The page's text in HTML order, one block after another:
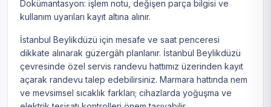
Dokümantasyon: işlem notu, değişen parça bilgisi ve
kullanım uyarıları kayıt altına alınır.
İstanbul Beylikdüzü için mesafe ve saat penceresi
dikkate alınarak güzergâh planlanır. İstanbul Beylikdüzü
çevresinde özel servis randevu hattımız üzerinden kayıt
açarak randevu talep edebilirsiniz. Marmara hattında nem
ve mevsimsel sıcaklık farkları; cihazlarda yoğuşma ve